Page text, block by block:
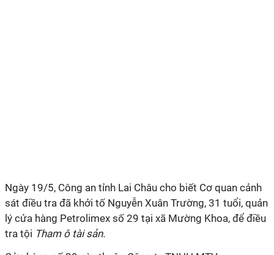
Ngày 19/5, Công an tỉnh Lai Châu cho biết Cơ quan cảnh
sát điều tra đã khởi tố Nguyễn Xuân Trường, 31 tuổi, quản
lý cửa hàng Petrolimex số 29 tại xã Mường Khoa, để điều
tra tội Tham ô tài sản.